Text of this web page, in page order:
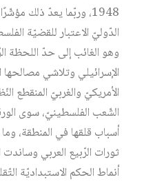
1948، وربّما يعدّ ذلك
الدّوليّ الاعتبار للقضيّة
وهو الغائب إلى حدّ اللحظة
الإسرائيلي وتلاشي
الأمريكيّ والغربيّ المنقطع
الشّعب الفلسطينيّ، سوى
أسباب قلقها في المنطقة،
ثورات الرّبيع العربي وساندت
أنماط الحكم الاستبداديّة